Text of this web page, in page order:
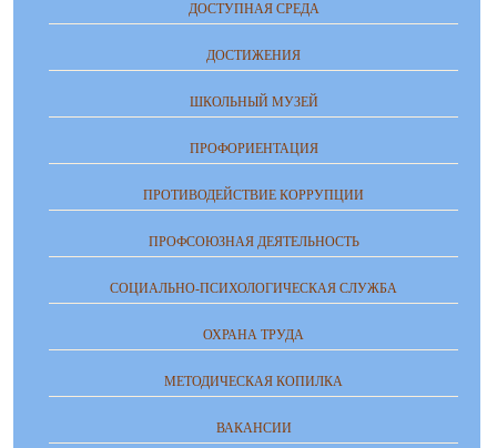
ДОСТУПНАЯ СРЕДА
ДОСТИЖЕНИЯ
ШКОЛЬНЫЙ МУЗЕЙ
ПРОФОРИЕНТАЦИЯ
ПРОТИВОДЕЙСТВИЕ КОРРУПЦИИ
ПРОФСОЮЗНАЯ ДЕЯТЕЛЬНОСТЬ
СОЦИАЛЬНО-ПСИХОЛОГИЧЕСКАЯ СЛУЖБА
ОХРАНА ТРУДА
МЕТОДИЧЕСКАЯ КОПИЛКА
ВАКАНСИИ